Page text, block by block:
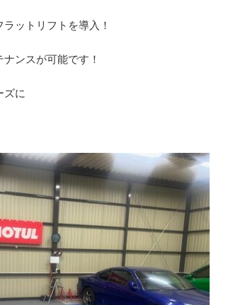
ットリフトを導入！
ンスが可能です！
ズに